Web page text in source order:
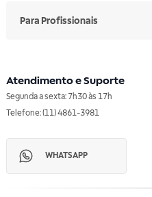
Para Profissionais
Atendimento e Suporte
Segunda a sexta: 7h30 às 17h
Telefone: (11) 4861-3981
WHATSAPP